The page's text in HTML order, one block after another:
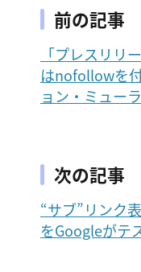
前の記事
「プレスリリ
はnofollowを
ョン・ミュー
次の記事
“サブ”リンク
をGoogleがテ